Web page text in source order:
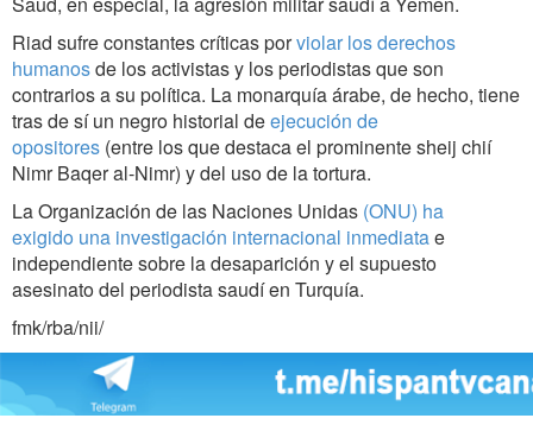
Riad sufre constantes críticas porviolar los derechos
humanosde los activistas y los periodistas que son
contrarios a su política. La monarquía árabe, de hecho, tiene
tras de sí un negro historial deejecución de
opositores (entre los que destaca el prominente sheij chií
Nimr Baqer al-Nimr) y del uso de la tortura.
La Organización de las Naciones Unidas (ONU) ha
exigido una investigación internacional inmediatae
independiente sobre la desaparición y el supuesto
asesinato del periodista saudí en Turquía.
fmk/rba/nii/